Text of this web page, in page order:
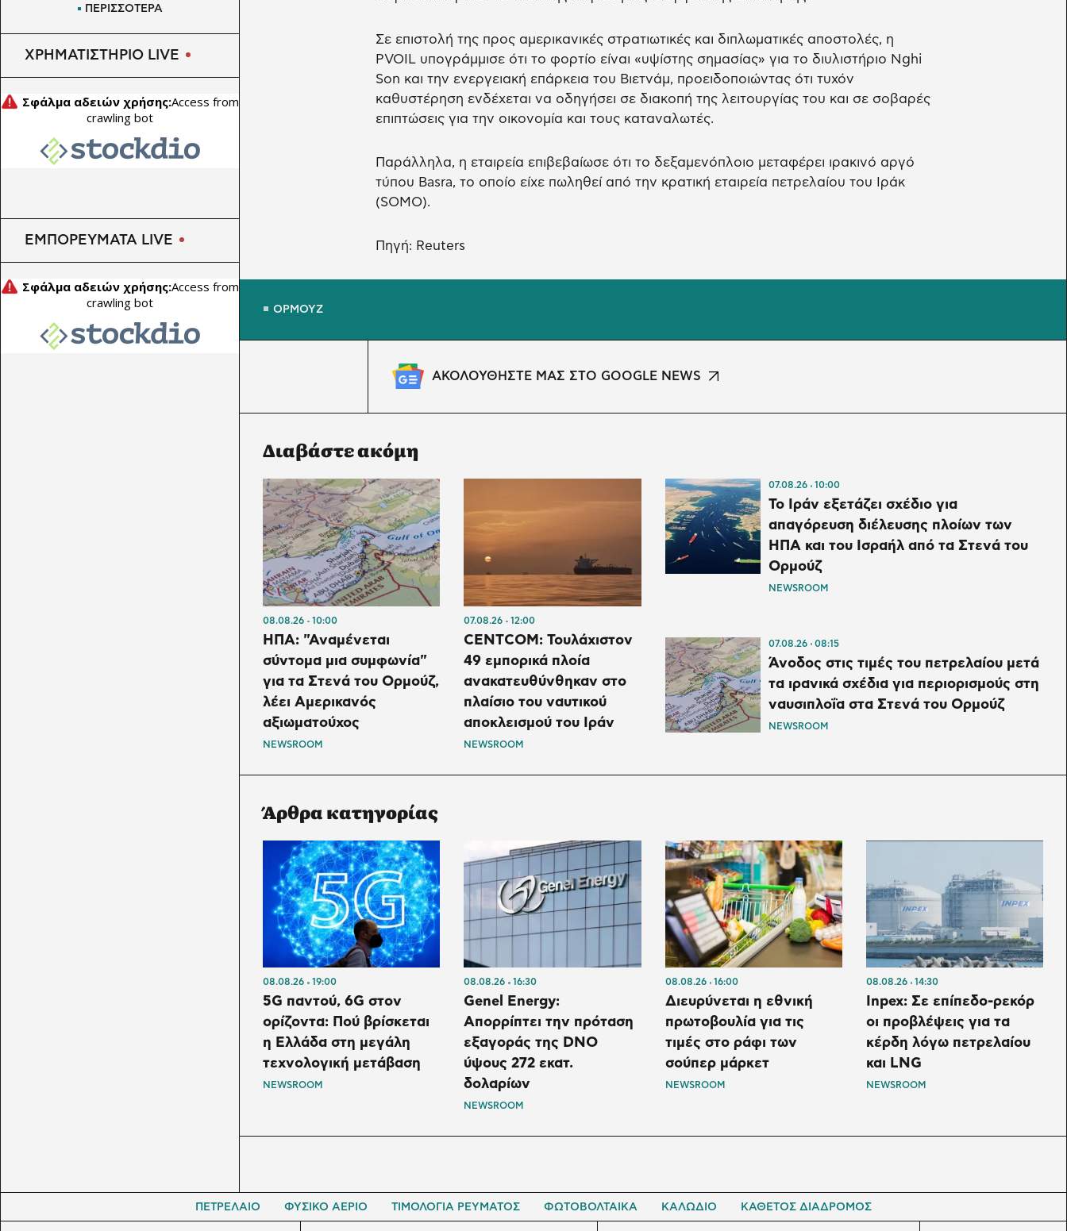
Σε επιστολή της προς αμερικανικές στρατιωτικές και διπλωματικές αποστολές, η
PVOIL υπογράμμισε ότι το φορτίο είναι «υψίστης σημασίας» για το διυλιστήριο Nghi
Son και την ενεργειακή επάρκεια του Βιετνάμ, προειδοποιώντας ότι τυχόν
καθυστέρηση ενδέχεται να οδηγήσει σε διακοπή της λειτουργίας του και σε σοβαρές
επιπτώσεις για την οικονομία και τους καταναλωτές.
Παράλληλα, η εταιρεία επιβεβαίωσε ότι το δεξαμενόπλοιο μεταφέρει ιρακινό αργό
τύπου Basra, το οποίο είχε πωληθεί από την κρατική εταιρεία πετρελαίου του Ιράκ
(SOMO).
Πηγή: Reuters
ΟΡΜΟΥΖ
ΑΚΟΛΟΥΘΗΣΤΕ ΜΑΣ ΣΤΟ GOOGLE NEWS
Διαβάστε ακόμη
08.08.26 10:00
ΗΠΑ: "Αναμένεται
σύντομα μια συμφωνία"
για τα Στενά του Ορμούζ,
λέει Αμερικανός
αξιωματούχος
NEWSROOM
07.08.26 12:00
CENTCOM: Τουλάχιστον
49 εμπορικά πλοία
ανακατευθύνθηκαν στο
πλαίσιο του ναυτικού
αποκλεισμού του Ιράν
NEWSROOM
07.08.26 10:00
Το Ιράν εξετάζει σχέδιο για
απαγόρευση διέλευσης πλοίων των
ΗΠΑ και του Ισραήλ από τα Στενά του
Ορμούζ
NEWSROOM
07.08.26 08:15
Άνοδος στις τιμές του πετρελαίου μετά
τα ιρανικά σχέδια για περιορισμούς στη
ναυσιπλοΐα στα Στενά του Ορμούζ
NEWSROOM
Άρθρα κατηγορίας
08.08.26 19:00
5G παντού, 6G στον
ορίζοντα: Πού βρίσκεται
η Ελλάδα στη μεγάλη
τεχνολογική μετάβαση
NEWSROOM
08.08.26 16:30
Genel Energy:
Απορρίπτει την πρόταση
εξαγοράς της DNO
ύψους 272 εκατ.
δολαρίων
NEWSROOM
08.08.26 16:00
Διευρύνεται η εθνική
πρωτοβουλία για τις
τιμές στο ράφι των
σούπερ μάρκετ
NEWSROOM
08.08.26 14:30
Inpex: Σε επίπεδο-ρεκόρ
οι προβλέψεις για τα
κέρδη λόγω πετρελαίου
και LNG
NEWSROOM
Genel Energy: Απορρίπτει
δολαρίων
ΠΕΡΙΣΣΟΤΕΡΑ
ΧΡΗΜΑΤΙΣΤΗΡΙΟ LIVE
ΕΜΠΟΡΕΥΜΑΤΑ LIVE
ΠΕΤΡΕΛΑΙΟ ΦΥΣΙΚΟ ΑΕΡΙΟ ΤΙΜΟΛΟΓΙΑ ΡΕΥΜΑΤΟΣ ΦΩΤΟΒΟΛΤΑΙΚΑ ΚΑΛΩΔΙΟ ΚΑΘΕΤΟΣ ΔΙΑΔΡΟΜΟΣ